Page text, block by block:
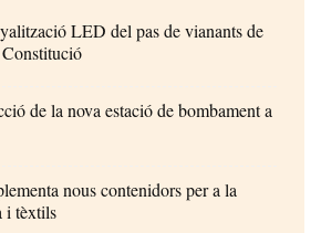
LED del pas de vianants de
de la nova estació de bombament a
nous contenidors per a la
i tèxtils